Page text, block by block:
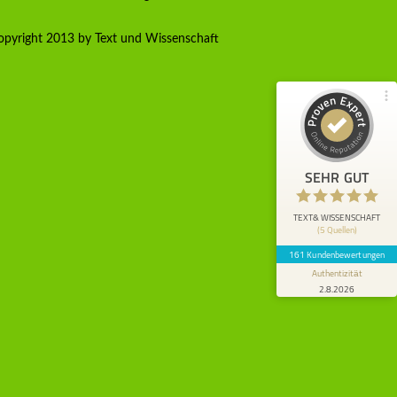
2013 by Text und Wissenschaft
SEHR GUT
TEXT& WISSENSCHAFT
(5 Quellen)
161 Kundenbewertungen
Authentizität
2.8.2026
71
Bewertungen auf
ProvenExpert.com
Blick aufs ProvenExpert-Profil werfen
Anonym
5
Ich war mit einer anspruchsvollen
wissenschaftlichen Publikation beschäftigt,
die in einem Fachjournal ersch...